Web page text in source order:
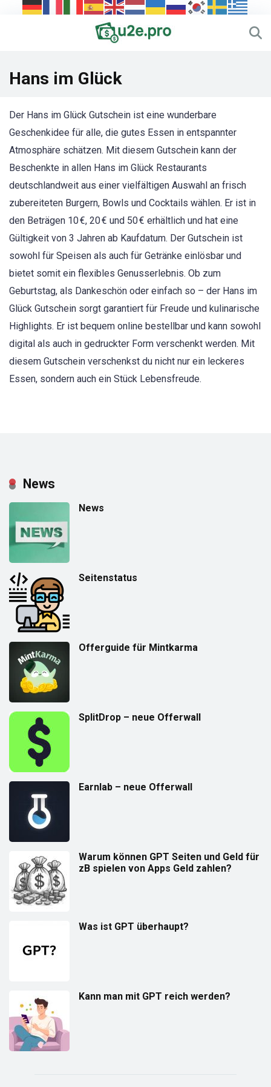
Hans im Glück
Der Hans im Glück Gutschein ist eine wunderbare
Geschenkidee für alle, die gutes Essen in entspannter
Atmosphäre schätzen. Mit diesem Gutschein kann der
Beschenkte in allen Hans im Glück Restaurants
deutschlandweit aus einer vielfältigen Auswahl an frisch
zubereiteten Burgern, Bowls und Cocktails wählen. Er ist in
den Beträgen 10 €, 20 € und 50 € erhältlich und hat eine
Gültigkeit von 3 Jahren ab Kaufdatum. Der Gutschein ist
sowohl für Speisen als auch für Getränke einlösbar und
bietet somit ein flexibles Genusserlebnis. Ob zum
Geburtstag, als Dankeschön oder einfach so – der Hans im
Glück Gutschein sorgt garantiert für Freude und kulinarische
Highlights. Er ist bequem online bestellbar und kann sowohl
digital als auch in gedruckter Form verschenkt werden. Mit
diesem Gutschein verschenkst du nicht nur ein leckeres
Essen, sondern auch ein Stück Lebensfreude.
News
News
Seitenstatus
Offerguide für Mintkarma
SplitDrop – neue Offerwall
Earnlab – neue Offerwall
Warum können GPT Seiten und Geld für
zB spielen von Apps Geld zahlen?
Was ist GPT überhaupt?
Kann man mit GPT reich werden?